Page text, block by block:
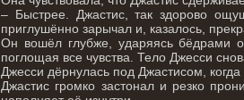
– Быстрее. Джастис, так здорово
приглушённо зарычал и, казалось,
Он вошёл глубже, ударяясь бёдрами
поглощая все чувства. Тело Джесси
Джесси дёрнулась под Джастисом,
Джастис громко застонал и резко